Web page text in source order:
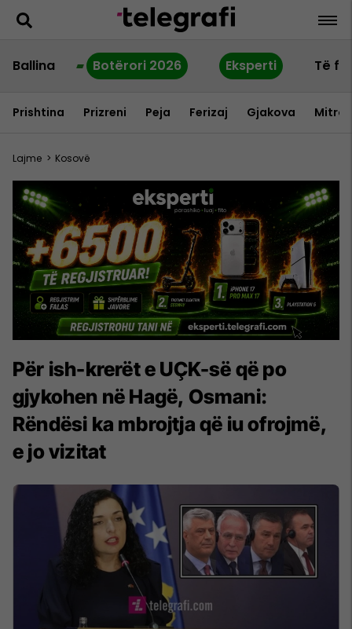
Ballina Botërori 2026 Eksperti Të
Prishtina Prizreni Peja Ferizaj Gjakova
Lajme > Kosovë
Për ish-krerët e UÇK-së që po
gjykohen në Hagë, Osmani:
Rëndësi ka mbrojtja që iu ofrojmë,
e jo vizitat